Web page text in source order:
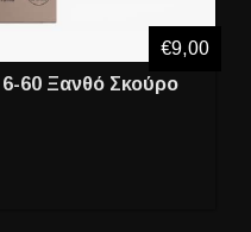
60 Ξανθό Σκούρο
€9,00